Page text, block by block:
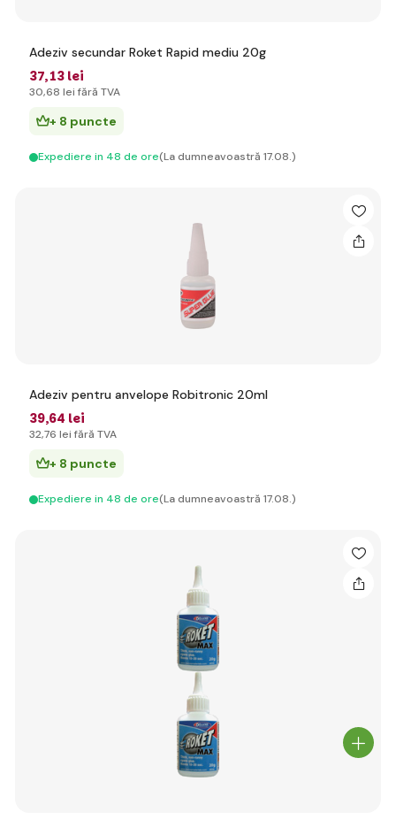
Adeziv secundar Roket Rapid mediu 20g
37,13 lei
30,68 lei fără TVA
+ 8 puncte
Expediere in 48 de ore(La dumneavoastră 17.08.)
Adeziv pentru anvelope Robitronic 20ml
39,64 lei
32,76 lei fără TVA
+ 8 puncte
Expediere in 48 de ore(La dumneavoastră 17.08.)